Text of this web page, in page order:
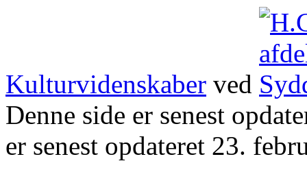
Kulturvidenskaber ved
Denne side er senest
er senest opdateret 23.